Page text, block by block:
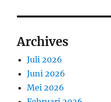
Archives
Juli 2026
Juni 2026
Mei 2026